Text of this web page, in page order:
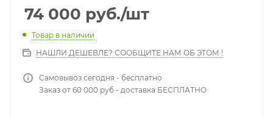
74 000 руб./шт
Товар в наличии
НАШЛИ ДЕШЕВЛЕ? СООБЩИТЕ НАМ ОБ ЭТОМ !
Самовывоз сегодня - бесплатно
Заказ от 60 000 руб - доставка БЕСПЛАТНО